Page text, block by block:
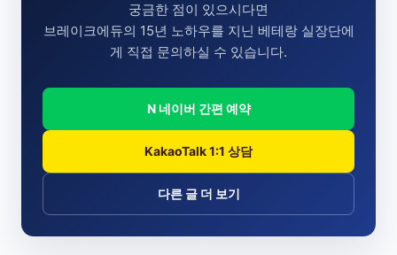
궁금한 점이 있으시다면
브레이크에듀의 15년 노하우를 지닌 베테랑 실장단에
게 직접 문의하실 수 있습니다.
N 네이버 간편 예약
KakaoTalk 1:1 상담
다른 글 더 보기